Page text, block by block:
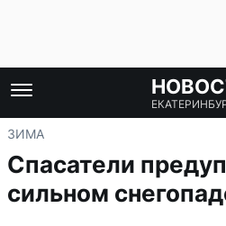
ЗИМА
Спасатели
сильном